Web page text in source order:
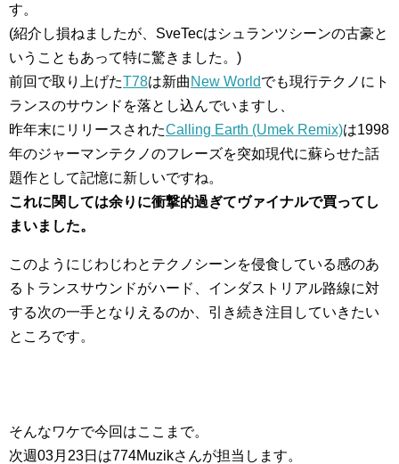
す。
(紹介し損ねましたが、SveTecはシュランツシーンの古豪と
いうこともあって特に驚きました。)
前回で取り上げたT78は新曲 New Worldでも現行テクノにト
ランスのサウンドを落とし込んでいますし、
昨年末にリリースされたCalling Earth (Umek Remix)は1998
年のジャーマンテクノのフレーズを突如現代に蘇らせた話
題作として記憶に新しいですね。
これに関しては余りに衝撃的過ぎてヴァイナルで買ってし
まいました。
このようにじわじわとテクノシーンを侵食している感のあ
るトランスサウンドがハード、インダストリアル路線に対
する次の一手となりえるのか、引き続き注目していきたい
ところです。
そんなワケで今回はここまで。
次週03月23日は774Muzikさんが担当します。